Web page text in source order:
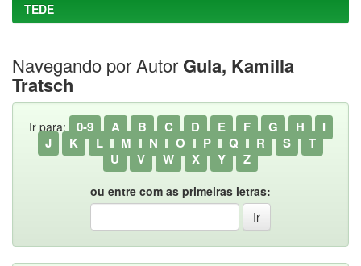
TEDE
Navegando por Autor Gula, Kamilla
Tratsch
Ir para: 0-9 A B C D E F G H
I
J
K L M N O P Q R S
T
U
V W X Y Z
ou entre com as primeiras letras: